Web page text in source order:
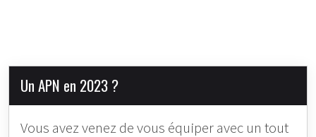
Un APN en 2023 ?
Vous avez venez de vous équiper avec un tout